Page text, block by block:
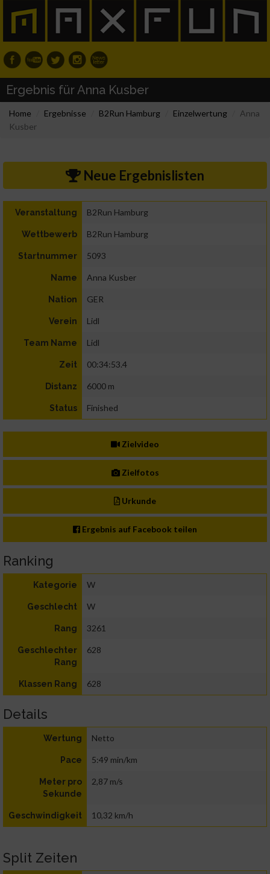
Ergebnis für Anna Kusber
Home Ergebnisse B2Run Hamburg Einzelwertung
Anna
Kusber
Neue Ergebnislisten
Veranstaltung B2Run Hamburg
Wettbewerb B2Run Hamburg
Startnummer 5093
Name Anna Kusber
Nation GER
Verein Lidl
Team Name Lidl
Zeit 00:34:53.4
Distanz 6000 m
Status Finished
Zielvideo
Zielfotos
Urkunde
Ergebnis auf Facebook teilen
Ranking
Kategorie W
Geschlecht W
Rang 3261
Geschlechter
Rang
628
Klassen Rang 628
Details
Wertung Netto
Pace 5:49 min/km
Meter pro
Sekunde
2,87 m/s
Geschwindigkeit 10,32 km/h
Split Zeiten